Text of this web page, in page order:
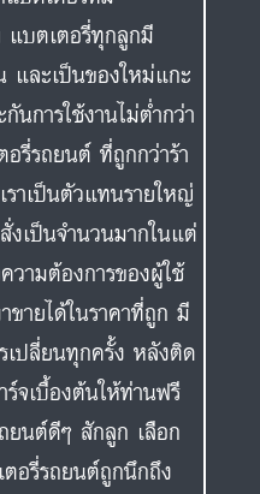
บตเตอรี่ทุกลูกมี
ละเป็นของใหม่แกะ
การใช้งานไม่ต่ำกว่า
รี่รถยนต์ ที่ถูกกว่าร้า
าเป็นตัวแทนรายใหญ่
สั่งเป็นจำนวนมากในแต่
ามต้องการของผู้ใช้
ขายได้ในราคาที่ถูก มี
เปลี่ยนทุกครั้ง หลังติด
จเบื้องต้นให้ท่านฟรี
ยนต์ดีๆ สักลูก เลือก
ตอรี่รถยนต์ถูกนึกถึง